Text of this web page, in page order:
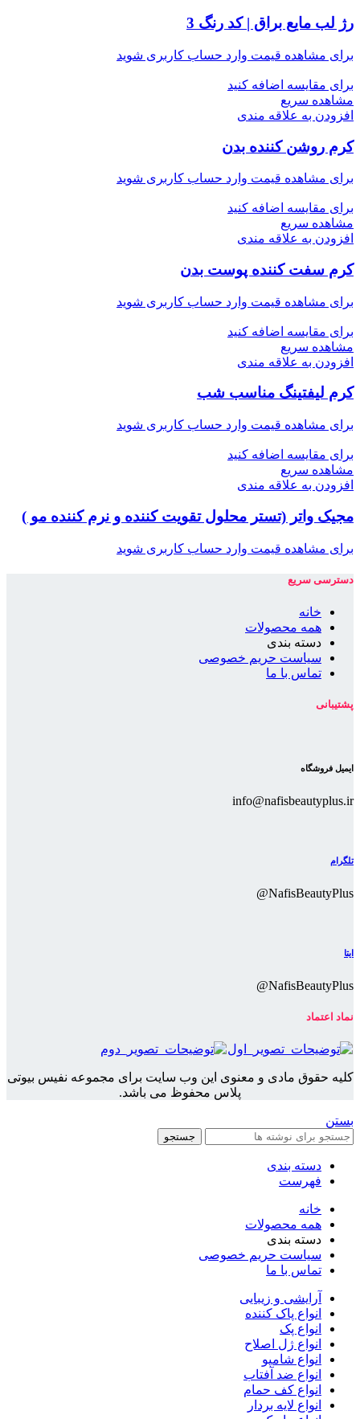
رژ لب مایع براق | کد رنگ 3
برای مشاهده قیمت وارد حساب کاربری شوید
برای مقایسه اضافه کنید
مشاهده سریع
افزودن به علاقه مندی
کرم روشن ‌کننده بدن
برای مشاهده قیمت وارد حساب کاربری شوید
برای مقایسه اضافه کنید
مشاهده سریع
افزودن به علاقه مندی
کرم سفت کننده پوست بدن
برای مشاهده قیمت وارد حساب کاربری شوید
برای مقایسه اضافه کنید
مشاهده سریع
افزودن به علاقه مندی
کرم لیفتینگ مناسب شب
برای مشاهده قیمت وارد حساب کاربری شوید
برای مقایسه اضافه کنید
مشاهده سریع
افزودن به علاقه مندی
مجیک واتر (تستر محلول تقویت کننده و نرم کننده مو )
برای مشاهده قیمت وارد حساب کاربری شوید
دسترسی سریع
خانه
همه محصولات
دسته بندی
سیاست حریم خصوصی
تماس با ما
پشتیبانی
ایمیل فروشگاه
info@nafisbeautyplus.ir
تلگرام
NafisBeautyPlus@
ایتا
NafisBeautyPlus@
نماد اعتماد
کلیه حقوق مادی و معنوی این وب سایت برای مجموعه نفیس بیوتی
پلاس محفوظ می باشد.
بستن
جستجو
دسته بندی
فهرست
خانه
همه محصولات
دسته بندی
سیاست حریم خصوصی
تماس با ما
آرایشی و زیبایی
انواع پاک کننده
انواع پک
انواع ژل اصلاح
انواع شامپو
انواع ضد آفتاب
انواع کف حمام
انواع لایه بردار